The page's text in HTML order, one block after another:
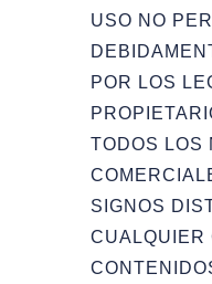
USO NO
POR LOS
TODOS LOS
SIGNOS
CUALQUIER